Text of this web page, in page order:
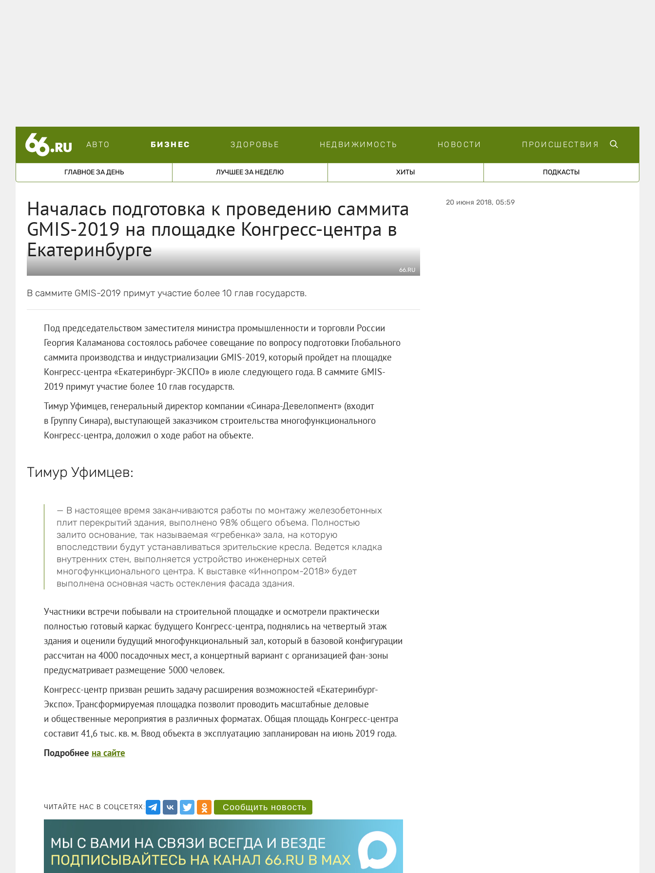
АВТО БИЗНЕС ЗДОРОВЬЕ НЕДВИЖИМОСТЬ НОВОСТИ ПРОИСШЕСТВИЯ
ГЛАВНОЕ ЗА ДЕНЬ ЛУЧШЕЕ ЗА НЕДЕЛЮ ХИТЫ ПОДКАСТЫ
Началась подготовка к проведению саммита
GMIS-2019 на площадке Конгресс-центра в
Екатеринбурге
66.RU
В саммите GMIS-2019 примут участие более 10 глав государств.
Под председательством заместителя министра промышленности и торговли России
Георгия Каламанова состоялось рабочее совещание по вопросу подготовки Глобального
саммита производства и индустриализации GMIS-2019, который пройдет на площадке
Конгресс-центра «Екатеринбург-ЭКСПО» в июле следующего года. В саммите GMIS-
2019 примут участие более 10 глав государств.
Тимур Уфимцев, генеральный директор компании «Синара-Девелопмент» (входит
в Группу Синара), выступающей заказчиком строительства многофункционального
Конгресс-центра, доложил о ходе работ на объекте.
Тимур Уфимцев:
— В настоящее время заканчиваются работы по монтажу железобетонных
плит перекрытий здания, выполнено 98% общего объема. Полностью
залито основание, так называемая «гребенка» зала, на которую
впоследствии будут устанавливаться зрительские кресла. Ведется кладка
внутренних стен, выполняется устройство инженерных сетей
многофункционального центра. К выставке «Иннопром-2018» будет
выполнена основная часть остекления фасада здания.
Участники встречи побывали на строительной площадке и осмотрели практически
полностью готовый каркас будущего Конгресс-центра, поднялись на четвертый этаж
здания и оценили будущий многофункциональный зал, который в базовой конфигурации
рассчитан на 4000 посадочных мест, а концертный вариант с организацией фан-зоны
предусматривает размещение 5000 человек.
Конгресс-центр призван решить задачу расширения возможностей «Екатеринбург-
Экспо». Трансформируемая площадка позволит проводить масштабные деловые
и общественные мероприятия в различных форматах. Общая площадь Конгресс-центра
составит 41,6 тыс. кв. м. Ввод объекта в эксплуатацию запланирован на июнь 2019 года.
Подробнее на сайте
ЧИТАЙТЕ НАС В СОЦСЕТЯХ: Сообщить новость
20 июня 2018, 05:59